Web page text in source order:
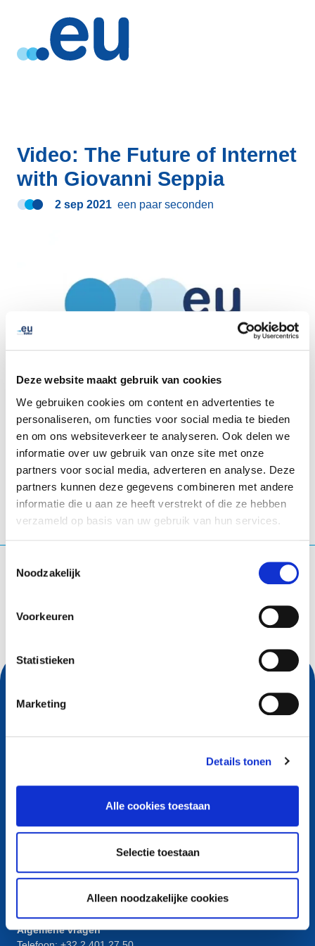
Deze website maakt gebruik van cookies
We gebruiken cookies om content en advertenties te
personaliseren, om functies voor social media te bieden
en om ons websiteverkeer te analyseren. Ook delen we
informatie over uw gebruik van onze site met onze
partners voor social media, adverteren en analyse. Deze
partners kunnen deze gegevens combineren met andere
informatie die u aan ze heeft verstrekt of die ze hebben
verzameld op basis van uw gebruik van hun services.
Noodzakelijk
Voorkeuren
Statistieken
Marketing
Details tonen
Alle cookies toestaan
Selectie toestaan
Alleen noodzakelijke cookies
Video: The Future of Internet
with Giovanni Seppia
2 sep 2021 een paar seconden
delen via LinkedInTwitterFacebook
Waar ben je naar op zoek?
Contact
European Registry for Internet Domains vzw (EURid)
Telecomlaan 9/7
RPR Brussel – VAT BE 0864.240.405
Algemene vragen